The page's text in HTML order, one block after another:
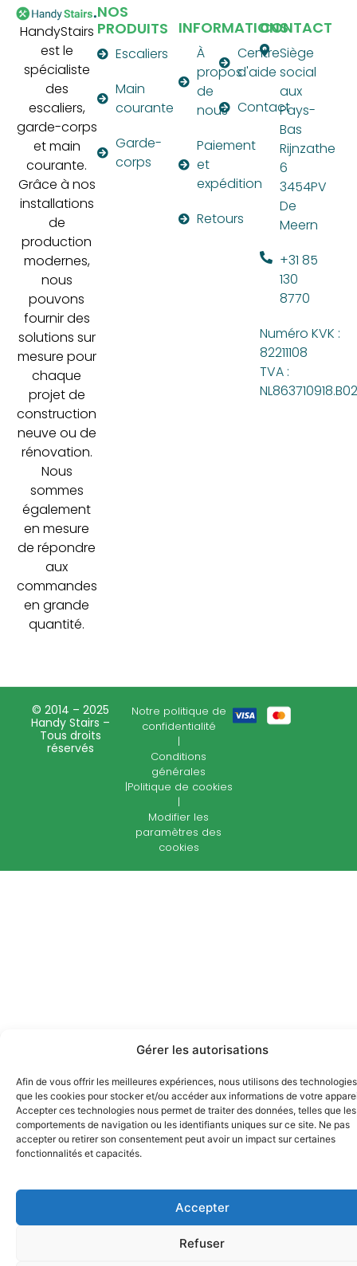
Gérer les autorisations
Afin de vous offrir les meilleures expériences, nous utilisons des
que les cookies pour stocker et/ou accéder aux informations de votre
Accepter ces technologies nous permet de traiter des données, telles que les
comportements de navigation ou les identifiants uniques sur ce site. Ne pas
accepter ou retirer son consentement peut avoir un impact sur certaines
fonctionnalités et capacités.
Accepter
Refuser
HandyStairs
est le
spécialiste
des
escaliers,
garde-corps
et main
courante.
Grâce à nos
installations
de
production
modernes,
nous
pouvons
fournir des
solutions sur
mesure pour
chaque
projet de
construction
neuve ou de
rénovation.
Nous
sommes
également
en mesure
de répondre
aux
commandes
en grande
quantité.
NOS
PRODUITS
Escaliers
Main
courante
Garde-
corps
INFORMATIONS
À
propos
de
nous
Paiement
et
expédition
Retours
Centre
d'aide
Contact
CONTACT
Siège
social
aux
Pays-
Bas
Rijnzathe
6
3454PV
De
Meern
+31 85
130
8770
Numéro KVK :
82211108
TVA :
NL863710918.B02
© 2014 – 2025
Handy Stairs –
Tous droits
réservés
Notre politique de
confidentialité
|
Conditions
générales
|Politique de cookies
|
Modifier les
paramètres des
cookies